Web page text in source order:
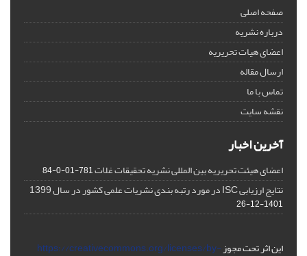
صفحه اصلی
درباره نشریه
اعضای هیات تحریریه
ارسال مقاله
تماس با ما
نقشه سایت
آخرین اخبار
اعضای هیئت تحریریه بین المللی نشریه تحقیقات غلات781-01-0-84
نتایج ارزیابی ISC در مورد رتبه بندی نشریات علمی کشور در سال 1399
1401-12-26
این اثر تحت مجوزhttps://creativecommons.org/licenses/by-